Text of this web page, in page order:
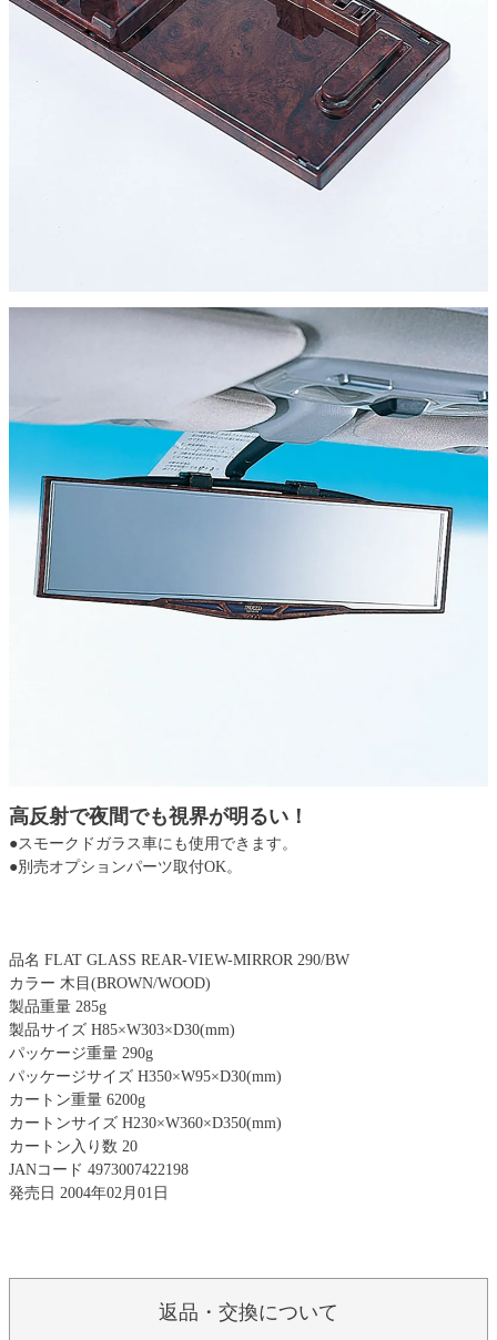
高反射で夜間でも視界が明るい！
●スモークドガラス車にも使用できます。
●別売オプションパーツ取付OK。
品名 FLAT GLASS REAR-VIEW-MIRROR 290/BW
カラー 木目(BROWN/WOOD)
製品重量 285g
製品サイズ H85×W303×D30(mm)
パッケージ重量 290g
パッケージサイズ H350×W95×D30(mm)
カートン重量 6200g
カートンサイズ H230×W360×D350(mm)
カートン入り数 20
JANコード 4973007422198
発売日 2004年02月01日
返品・交換について